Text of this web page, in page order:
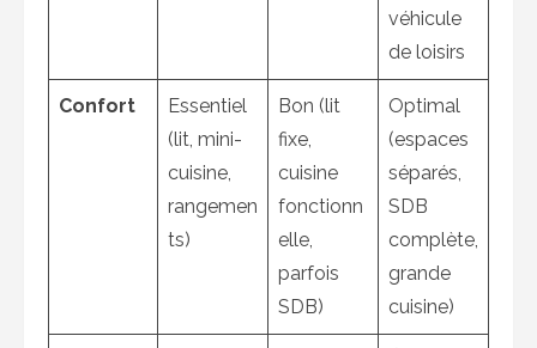
véhicule
de loisirs
Confort
Essentiel
(lit, mini-
cuisine,
rangemen
ts)
Bon (lit
fixe,
cuisine
fonctionn
elle,
parfois
SDB)
Optimal
(espaces
séparés,
SDB
complète,
grande
cuisine)